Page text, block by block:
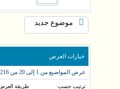
موضوع جديد
خيارات العرض
عرض المواضيع من 1 إلى 20 من 5216
ترتيب حسب طريقة